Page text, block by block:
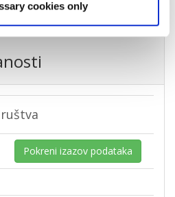
cookies only
Pokreni izazov podataka